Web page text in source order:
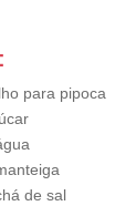
para pipoca
de sal